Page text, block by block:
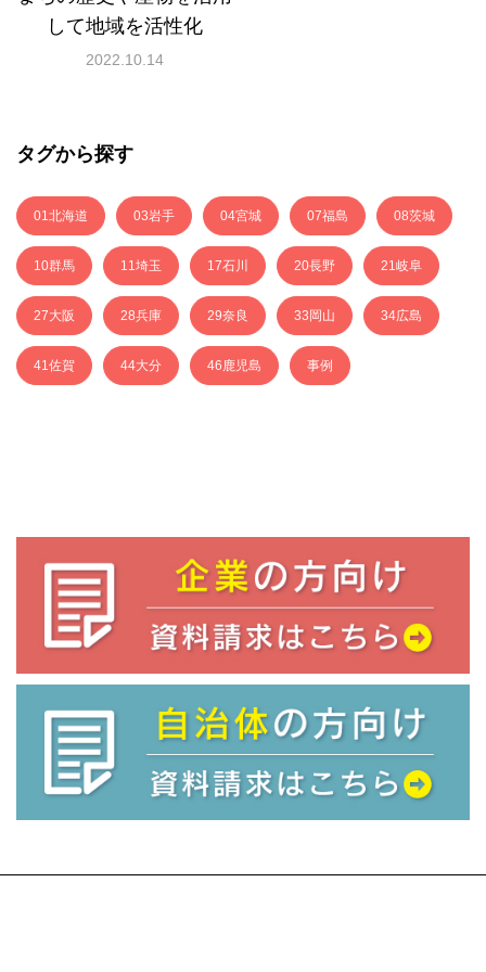
して地域を活性化
2022.10.14
タグから探す
01北海道 03岩手 04宮城 07福島 08茨城
10群馬 11埼玉 17石川 20長野 21岐阜
27大阪 28兵庫 29奈良 33岡山 34広島
41佐賀 44大分 46鹿児島 事例